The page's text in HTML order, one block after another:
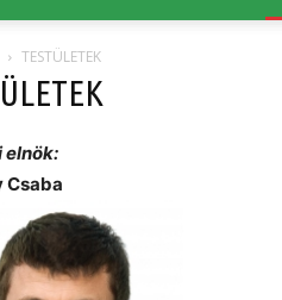
TESTÜLETEK
elnök:
Csaba